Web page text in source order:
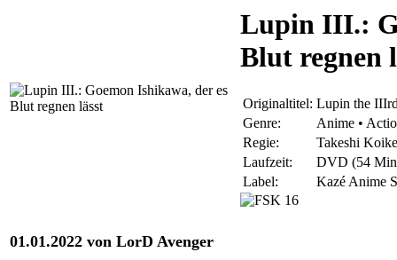
Lupin III.:
Blut regnen
Originaltitel: Lupin the
Genre:
Anime •
Regie:
Takeshi Koike
Laufzeit:
DVD (54
Label:
Kazé Anime
01.01.2022 von LorD Avenger